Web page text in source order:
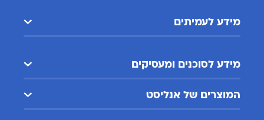
מידע לעמיתים
מידע לסוכנים ומעסיקים
המוצרים של אנליסט